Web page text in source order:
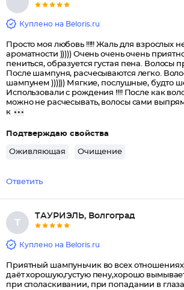
Куплено на Beloris.ru
Просто моя любовь !!!!! Жаль для взрослых
ароматности ))))) Очень очень очень
пениться, образуется густая пена. Волосы
После шампуня, расчесываются легко.
шампунем )))))) Мягкие, послушные, будто
Использовали с рождения !!!! После как
можно не расчесывать, волосы сами
к
Подтверждаю свойства
Оживляющая Очищение
Ответить
Т
ТАУРИЭЛЬ, Волгоград
Куплено на Beloris.ru
Приятный шампуньчик во всех
даёт хорошую,густую пену,хорошо
при споласкивании, при попадании в